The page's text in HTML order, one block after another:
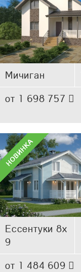
Мичиган
от 1 698 757
Ессентуки 8х
9
от 1 484 609